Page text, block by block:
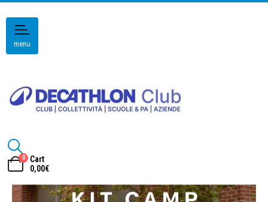
menu
0
Cart
0,00€